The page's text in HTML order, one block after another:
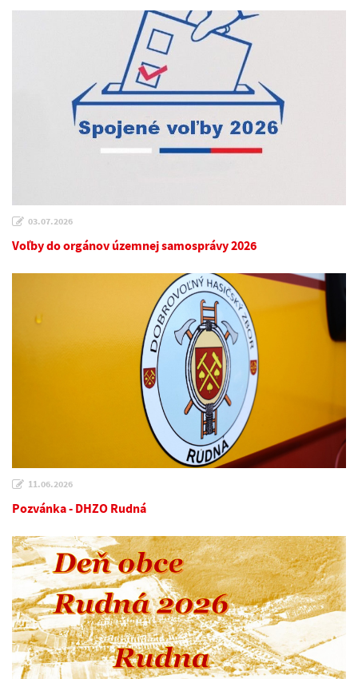
03.07.2026
Voľby do orgánov územnej samosprávy 2026
11.06.2026
Pozvánka - DHZO Rudná